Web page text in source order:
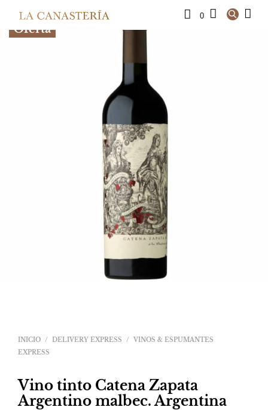
0
Oferta
INICIO / DELIVERY EXPRESS / VINOS & ESPUMANTES
EXPRESS
Vino tinto Catena Zapata
Argentino malbec. Argentina